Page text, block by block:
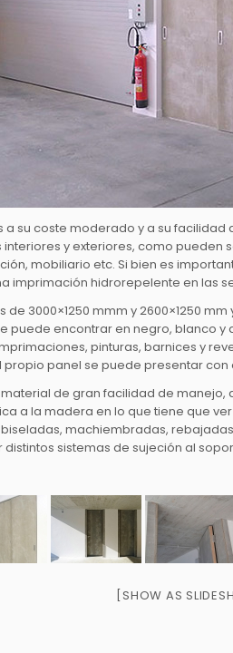
su coste moderado y a su
y exteriores, como
mobiliario etc. Si bien es
imprimación hidrorepelente en las
3000×1250 mmm y 2600×1250
puede encontrar en negro, blanco
pinturas, barnices y
propio panel se puede presentar
de gran facilidad de
a la madera en lo que tiene que
machiembradas,
distintos sistemas de sujeción al
[SHOW AS